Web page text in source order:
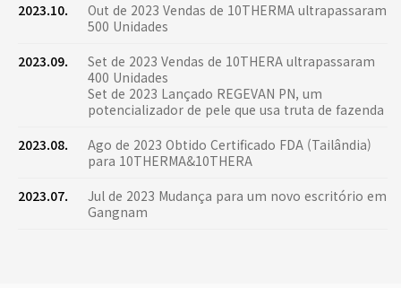
2023.10.
Out de 2023 Vendas de 10THERMA ultrapassaram
500 Unidades
2023.09.
Set de 2023 Vendas de 10THERA ultrapassaram
400 Unidades
Set de 2023 Lançado REGEVAN PN, um
potencializador de pele que usa truta de fazenda
2023.08.
Ago de 2023 Obtido Certificado FDA (Tailândia)
para 10THERMA&10THERA
2023.07.
Jul de 2023 Mudança para um novo escritório em
Gangnam